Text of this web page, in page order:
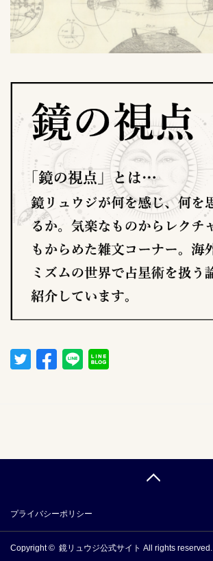
プライバシーポリシー
Copyright © 鏡リュウジ公式サイト All rights reserved.